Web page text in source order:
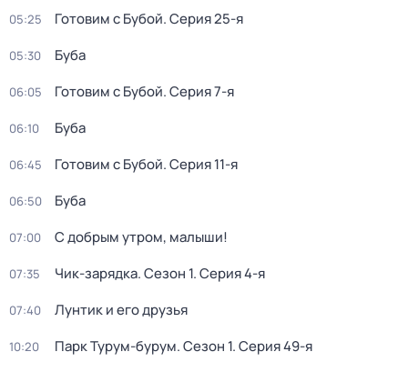
05:25 Готовим с Бубой. Серия 25-я
05:30 Буба
06:05 Готовим с Бубой. Серия 7-я
06:10 Буба
06:45 Готовим с Бубой. Серия 11-я
06:50 Буба
07:00 С добрым утром, малыши!
07:35 Чик-зарядка. Сезон 1. Серия 4-я
07:40 Лунтик и его друзья
10:20 Парк Турум-бурум. Сезон 1. Серия 49-я